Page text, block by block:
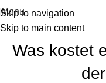
Skip to navigation
Skip to main content
Menu
Was kostet